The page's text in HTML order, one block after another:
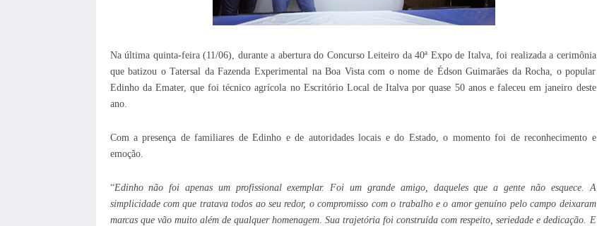
Na última quinta-feira (11/06), durante a abertura do Concurso Leiteiro da 40ª Expo de Italva, foi realizada a cerimônia
que batizou o Tatersal da Fazenda Experimental na Boa Vista com o nome de Édson Guimarães da Rocha, o popular
Edinho da Emater, que foi técnico agrícola no Escritório Local de Italva por quase 50 anos e faleceu em janeiro deste
ano.
Com a presença de familiares de Edinho e de autoridades locais e do Estado, o momento foi de reconhecimento e
emoção.
“Edinho não foi apenas um profissional exemplar. Foi um grande amigo, daqueles que a gente não esquece. A
simplicidade com que tratava todos ao seu redor, o compromisso com o trabalho e o amor genuíno pelo campo deixaram
marcas que vão muito além de qualquer homenagem. Sua trajetória foi construída com respeito, seriedade e dedicação. E